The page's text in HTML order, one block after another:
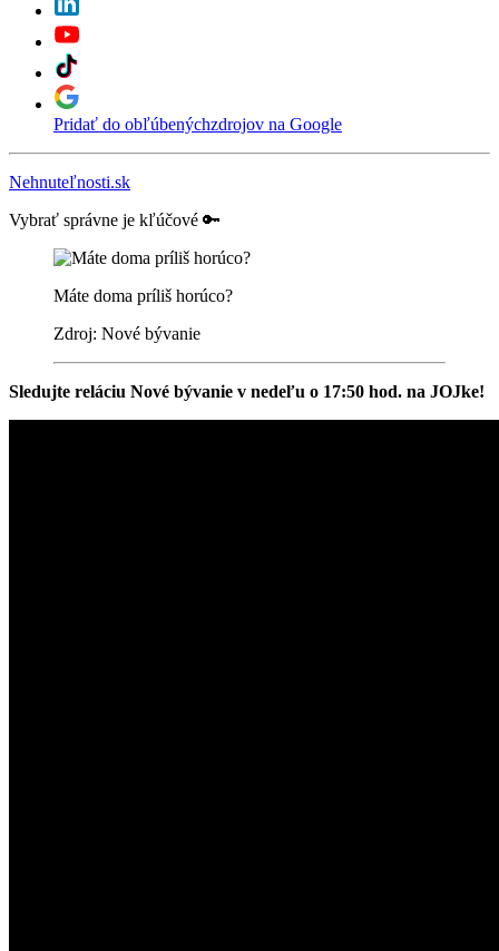
Pridať do obľúbenýchzdrojov na Google
Nehnuteľnosti.sk
Vybrať správne je kľúčové 🔑
Máte doma príliš horúco?
Zdroj: Nové bývanie
Sledujte reláciu Nové bývanie v nedeľu o 17:50 hod. na JOJke!